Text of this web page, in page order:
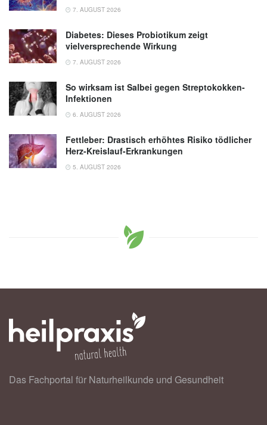
7. AUGUST 2026
Diabetes: Dieses Probiotikum zeigt
vielversprechende Wirkung
7. AUGUST 2026
So wirksam ist Salbei gegen Streptokokken-
Infektionen
6. AUGUST 2026
Fettleber: Drastisch erhöhtes Risiko tödlicher
Herz-Kreislauf-Erkrankungen
5. AUGUST 2026
Das Fachportal für Naturheilkunde und Gesundheit